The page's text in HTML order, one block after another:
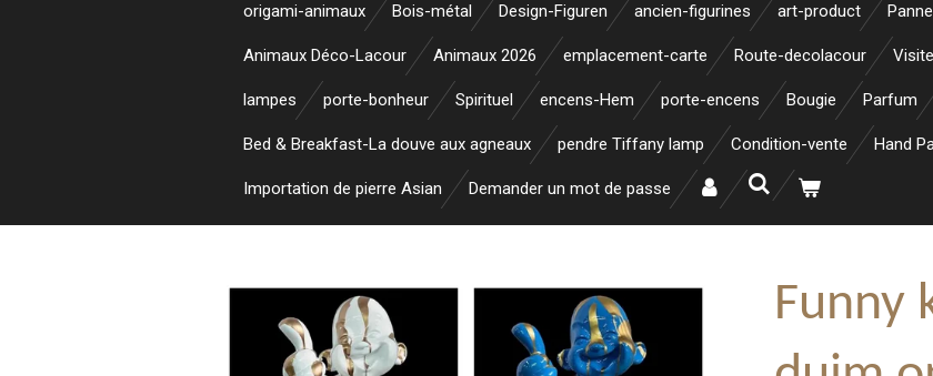
origami-animaux Bois-métal Design-Figuren ancien-figurines art-product
Animaux Déco-Lacour Animaux 2026 emplacement-carte Route-decolacour
lampes porte-bonheur Spirituel encens-Hem porte-encens Bougie Parfum
Bed & Breakfast-La douve aux agneaux pendre Tiffany lamp Condition-vente Hand
Importation de pierre Asian Demander un mot de passe
Funny